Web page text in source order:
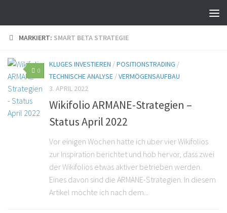
MARKIERT: SMART BETA STRATEGIE
0
KLUGES INVESTIEREN /POSITIONSTRADING /
TECHNISCHE ANALYSE /VERMÖGENSAUFBAU
3. APRIL 2022
Wikifolio ARMANE-Strategien –
Status April 2022
Vor einigen Wochen hatte ich über vier Wikifolios
zur Inspiration berichtet und hob hervor, dass zwei
der Wikifolios etwas aktiver betrieben werden.
Eines davon sind die ARMANE-Strategien. In diesem
Artikel möchte ich nach dem...